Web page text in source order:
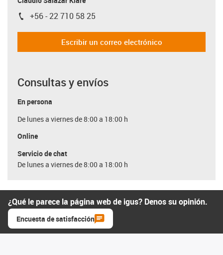
igus-icon-phone
+56 - 22 710 58 25
Escribir un correo electrónico
Consultas y envíos
En persona
De lunes a viernes de 8:00 a 18:00 h
Online
Servicio de chat
De lunes a viernes de 8:00 a 18:00 h
¿Qué le parece la página web de igus? Denos su opinión.
Encuesta de satisfacción